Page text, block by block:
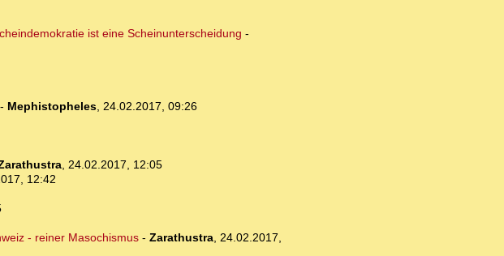
ist eine Scheinunterscheidung -
Mephistopheles, 24.02.2017, 09:26
, 24.02.2017, 12:05
12:42
- reiner Masochismus- Zarathustra, 24.02.2017,